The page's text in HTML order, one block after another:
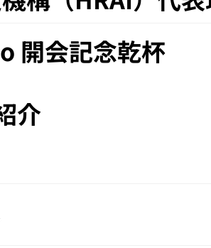
開会記念乾杯​
介